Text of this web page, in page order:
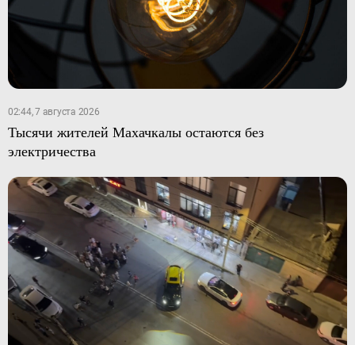
02:44, 7 августа 2026
Тысячи жителей Махачкалы остаются без
электричества